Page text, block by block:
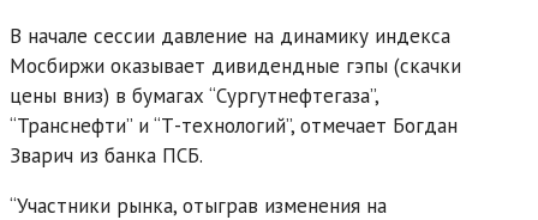
В начале сессии давление на динамику индекса
Мосбиржи оказывает дивидендные гэпы (скачки
цены вниз) в бумагах “Сургутнефтегаза”,
“Транснефти” и “Т-технологий”, отмечает Богдан
Зварич из банка ПСБ.
“Участники рынка, отыграв изменения на